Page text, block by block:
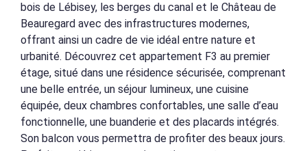
bois de Lébisey, les berges du canal et le Château de
Beauregard avec des infrastructures modernes,
offrant ainsi un cadre de vie idéal entre nature et
urbanité. Découvrez cet appartement F3 au premier
étage, situé dans une résidence sécurisée, comprenant
une belle entrée, un séjour lumineux, une cuisine
équipée, deux chambres confortables, une salle d’eau
fonctionnelle, une buanderie et des placards intégrés.
Son balcon vous permettra de profiter des beaux jours.